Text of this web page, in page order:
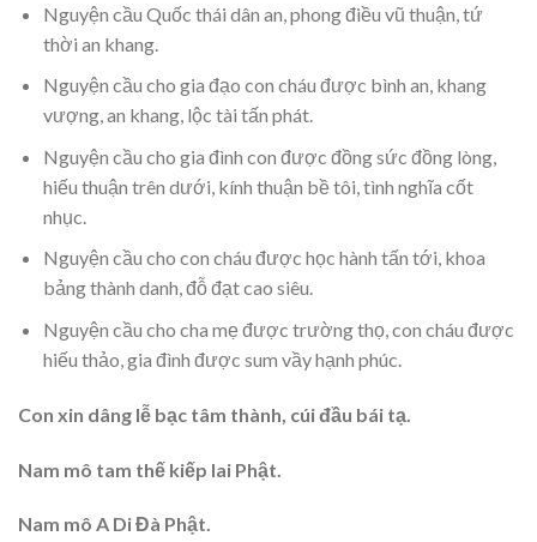
Nguyện cầu Quốc thái dân an, phong điều vũ thuận, tứ
thời an khang.
Nguyện cầu cho gia đạo con cháu được bình an, khang
vượng, an khang, lộc tài tấn phát.
Nguyện cầu cho gia đình con được đồng sức đồng lòng,
hiếu thuận trên dưới, kính thuận bề tôi, tình nghĩa cốt
nhục.
Nguyện cầu cho con cháu được học hành tấn tới, khoa
bảng thành danh, đỗ đạt cao siêu.
Nguyện cầu cho cha mẹ được trường thọ, con cháu được
hiếu thảo, gia đình được sum vầy hạnh phúc.
Con xin dâng lễ bạc tâm thành, cúi đầu bái tạ.
Nam mô tam thế kiếp lai Phật.
Nam mô A Di Đà Phật.